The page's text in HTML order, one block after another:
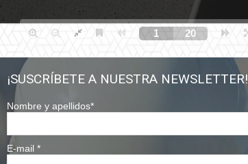
¡SUSCRÍBETE A NUESTRA NEWSLETTER!
Nombre y apellidos*
E-mail*